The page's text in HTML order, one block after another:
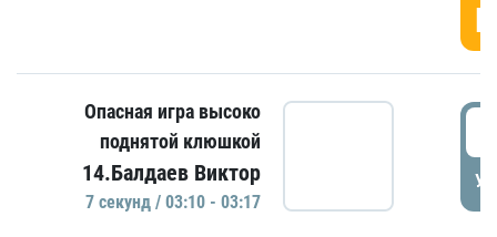
Опасная игра высоко
поднятой клюшкой
14.Балдаев Виктор
7 секунд / 03:10 - 03:17